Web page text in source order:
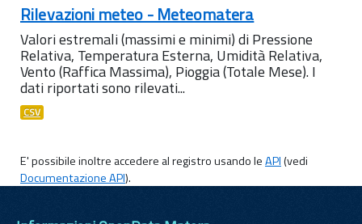
Rilevazioni meteo - Meteomatera
Valori estremali (massimi e minimi) di Pressione
Relativa, Temperatura Esterna, Umidità Relativa,
Vento (Raffica Massima), Pioggia (Totale Mese). I
dati riportati sono rilevati...
CSV
E' possibile inoltre accedere al registro usando leAPI(vedi
Documentazione API).